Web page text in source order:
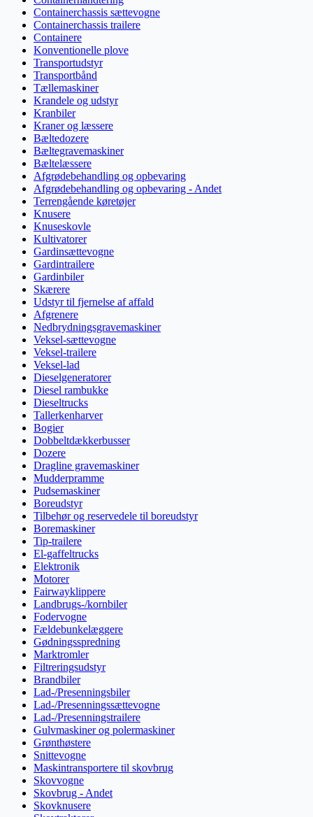
Containerchassis sættevogne
Containerchassis trailere
Containere
Konventionelle plove
Transportudstyr
Transportbånd
Tællemaskiner
Krandele og udstyr
Kranbiler
Kraner og læssere
Bæltedozere
Bæltegravemaskiner
Bæltelæssere
Afgrødebehandling og opbevaring
Afgrødebehandling og opbevaring - Andet
Terrengående køretøjer
Knusere
Knuseskovle
Kultivatorer
Gardinsættevogne
Gardintrailere
Gardinbiler
Skærere
Udstyr til fjernelse af affald
Afgrenere
Nedbrydningsgravemaskiner
Veksel-sættevogne
Veksel-trailere
Veksel-lad
Dieselgeneratorer
Diesel rambukke
Dieseltrucks
Tallerkenharver
Bogier
Dobbeltdækkerbusser
Dozere
Dragline gravemaskiner
Mudderpramme
Pudsemaskiner
Boreudstyr
Tilbehør og reservedele til boreudstyr
Boremaskiner
Tip-trailere
El-gaffeltrucks
Elektronik
Motorer
Fairwayklippere
Landbrugs-/kornbiler
Fodervogne
Fældebunkelæggere
Gødningsspredning
Marktromler
Filtreringsudstyr
Brandbiler
Lad-/Presenningsbiler
Lad-/Presenningssættevogne
Lad-/Presenningstrailere
Gulvmaskiner og polermaskiner
Grønthøstere
Snittevogne
Maskintransportere til skovbrug
Skovvogne
Skovbrug - Andet
Skovknusere